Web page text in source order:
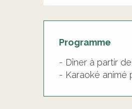
Programme
- Dîner à partir
- Karaoké animé